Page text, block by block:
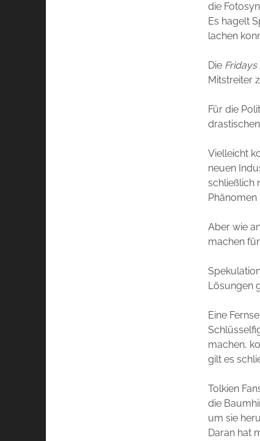
die
Es hagelt
lachen
Die
Mitstreiter
Für die
Vielleicht
neuen
schließlich
Phänomen
Aber wie
machen
Lösungen
Eine
machen,
gilt es
Tolkien
die
um sie
Daran hat